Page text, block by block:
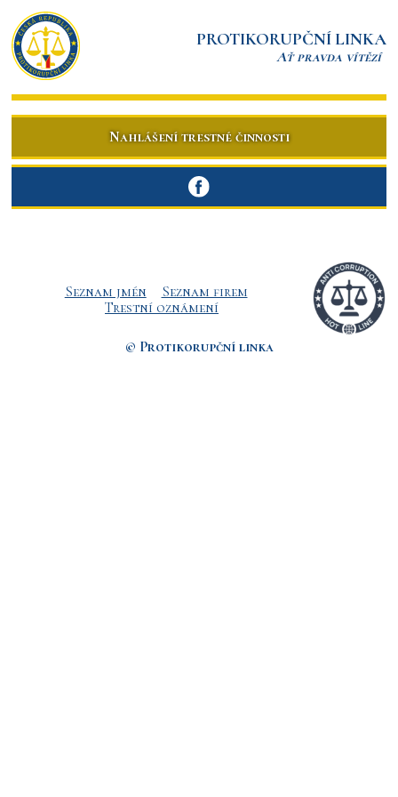
PROTIKORUPČNÍ LINKA
Ať pravda vítězí
Nahlášení trestné činnosti
Seznam jmén
Seznam firem
Trestní oznámení
© Protikorupční linka